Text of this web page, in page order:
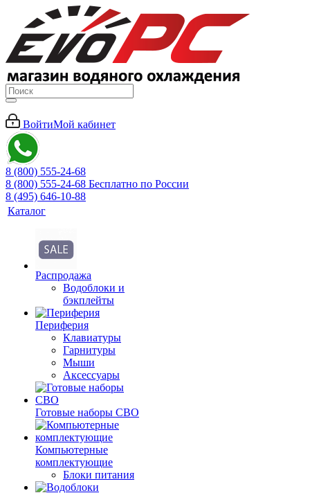
ВойтиМой кабинет
8 (800) 555-24-68
8 (800) 555-24-68 Бесплатно по России
8 (495) 646-10-88
Каталог
Распродажа
Водоблоки и
бэкплейты
Периферия
Клавиатуры
Гарнитуры
Мыши
Аксессуары
Готовые наборы СВО
Компьютерные
комплектующие
Блоки питания